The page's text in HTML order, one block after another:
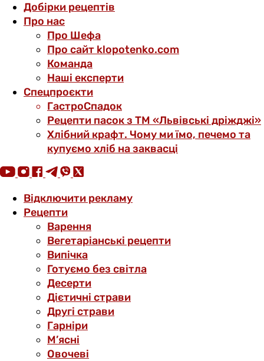
Добірки рецептів
Про нас
Про Шефа
Про сайт klopotenko.com
Команда
Наші експерти
Спецпроєкти
ГастроСпадок
Рецепти пасок з ТМ «Львівські дріжджі»
Хлібний крафт. Чому ми їмо, печемо та
купуємо хліб на заквасці
Відключити рекламу
Рецепти
Варення
Вегетаріанські рецепти
Випічка
Готуємо без світла
Десерти
Дієтичні страви
Другі страви
Гарніри
М’ясні
Овочеві